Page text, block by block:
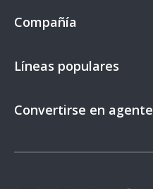
Compañía
Líneas populares
Convertirse en agente